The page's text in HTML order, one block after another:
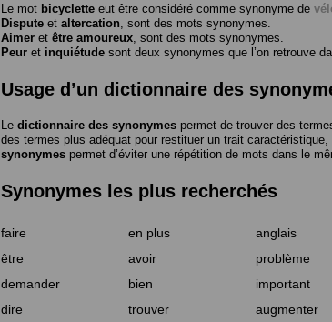
Le mot bicyclette eut être considéré comme synonyme de
Dispute et altercation , sont des mots synonymes.
Aimer et être amoureux , sont des mots synonymes.
Peur et inquiétude sont deux synonymes que l’on retrouve
Usage d’un dictionnaire des
Le dictionnaire des synonymes permet de trouver des
des termes plus adéquat pour restituer un trait
synonymes permet d’éviter une répétition de mots dans le
Synonymes les plus recherchés
faire en plus anglais
être
avoir problème
demander
bien important
dire
trouver augmenter